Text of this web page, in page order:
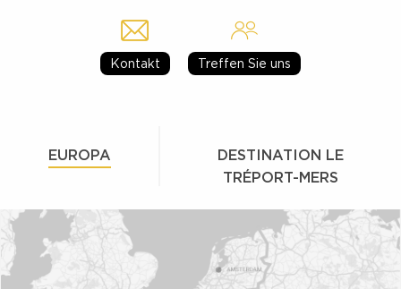
Kontakt Treffen Sie uns
EUROPA
DESTINATION LE
TRÉPORT-MERS